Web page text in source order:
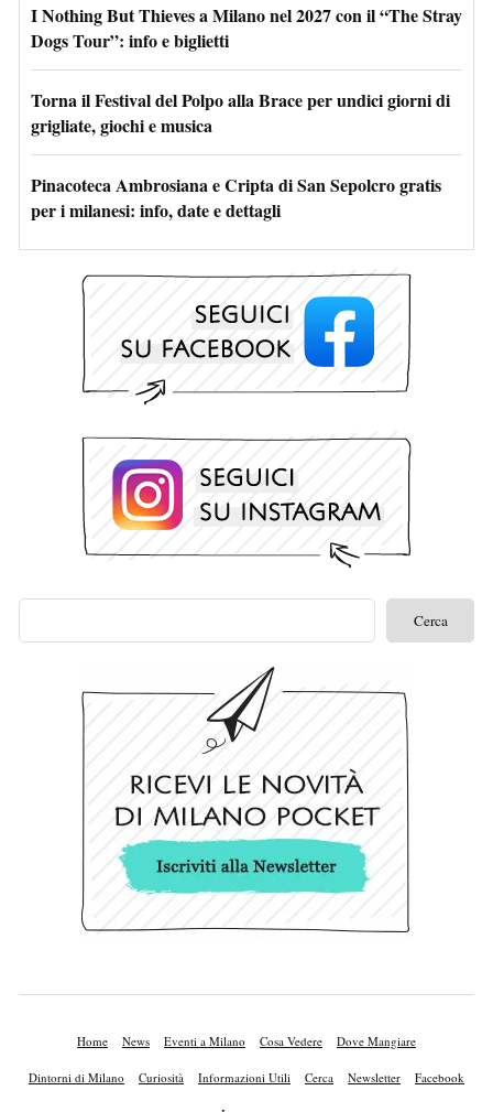
I Nothing But Thieves a Milano nel 2027 con il “The Stray
Dogs Tour”: info e biglietti
Torna il Festival del Polpo alla Brace per undici giorni di
grigliate, giochi e musica
Pinacoteca Ambrosiana e Cripta di San Sepolcro gratis
per i milanesi: info, date e dettagli
Home News Eventi a Milano Cosa Vedere Dove Mangiare
Dintorni di Milano Curiosità Informazioni Utili Cerca Newsletter Facebook